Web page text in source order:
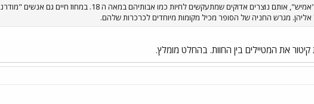
ליד הרשי נמצא מחוז לנקסטר ושם מרוכזת כת ה"אמיש", אותם נוצרים אדוקים
מגרש החניה של הסופר מכיל מקומות מיוחדים לכרכרות שלהם.
את המטיילים בין החוות. בהחלט מומלץ.